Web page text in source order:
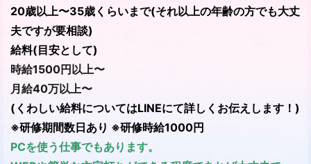
20歳以上〜35歳くらいまで(それ以上の年齢の方でも大丈
夫ですが要相談)
給料(目安として)
時給1500円以上〜
月給40万以上〜
(くわしい給料についてはLINEにて詳しくお伝えします！)
※研修期間数日あり ※研修時給1000円
PCを使う仕事でもあります。